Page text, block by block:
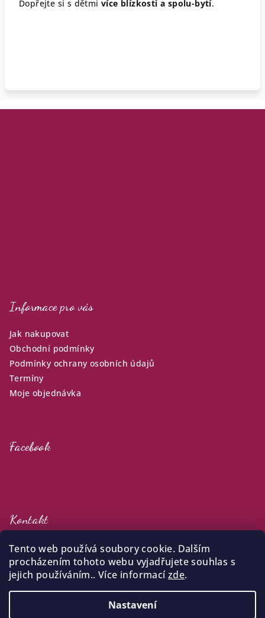
Tento web používá soubory cookie. Dalším
procházením tohoto webu vyjadřujete souhlas s
jejich používáním.. Více informacízde.
Nastavení
Dopřejte si s dětmi více blízkosti a spolu-bytí.
Informace pro vás
Jak nakupovat
Obchodní podmínky
Podmínky ochrany osobních údajů
Termíny
Moje objednávka
Facebook
Kontakt
klara@zijuradost.cz
+420 732 387 738